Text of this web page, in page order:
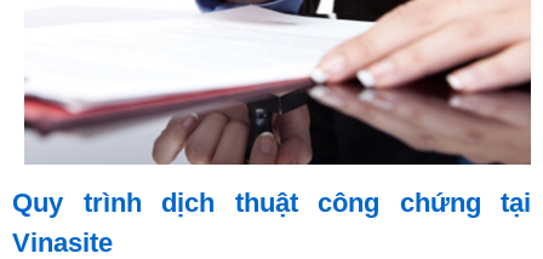
Quy trình dịch thuật công chứng tại
Vinasite